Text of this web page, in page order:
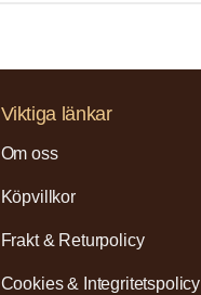
Viktiga länkar
Om oss
Köpvillkor
Frakt & Returpolicy
Cookies & Integritetspolicy